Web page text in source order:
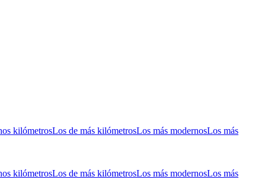
kilómetrosLos de más kilómetrosLos más modernosLos más
kilómetrosLos de más kilómetrosLos más modernosLos más